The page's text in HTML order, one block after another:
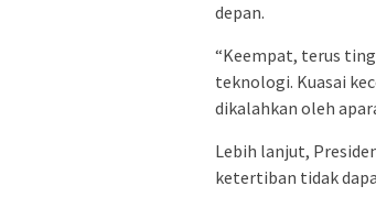
depan.
“Keempat, terus
teknologi. Kuasai
dikalahkan oleh
Lebih lanjut,
ketertiban tidak